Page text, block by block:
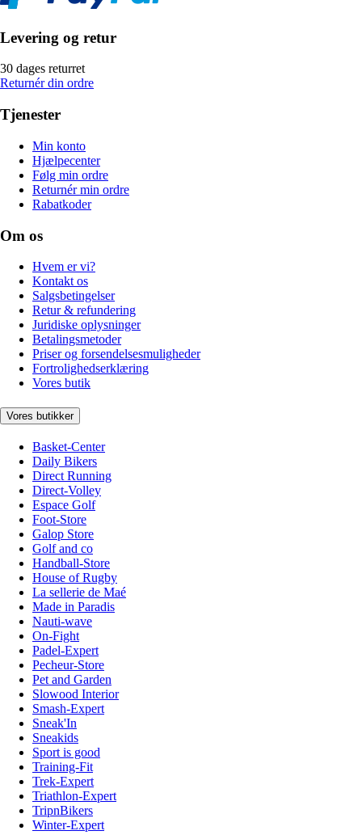
Levering og retur
30 dages returret
Returnér din ordre
Tjenester
Min konto
Hjælpecenter
Følg min ordre
Returnér min ordre
Rabatkoder
Om os
Hvem er vi?
Kontakt os
Salgsbetingelser
Retur & refundering
Juridiske oplysninger
Betalingsmetoder
Priser og forsendelsesmuligheder
Fortrolighedserklæring
Vores butik
Vores butikker
Basket-Center
Daily Bikers
Direct Running
Direct-Volley
Espace Golf
Foot-Store
Galop Store
Golf and co
Handball-Store
House of Rugby
La sellerie de Maé
Made in Paradis
Nauti-wave
On-Fight
Padel-Expert
Pecheur-Store
Pet and Garden
Slowood Interior
Smash-Expert
Sneak'In
Sneakids
Sport is good
Training-Fit
Trek-Expert
Triathlon-Expert
TripnBikers
Winter-Expert